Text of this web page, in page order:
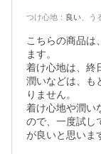
つけ心地 ： 良い う
こちらの商品は
ます。
着け心地は、終
潤いなどは、も
りません。
着け心地や潤い
ので、一度試し